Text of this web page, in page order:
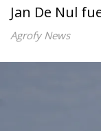
Jan De Nul
Agrofy News